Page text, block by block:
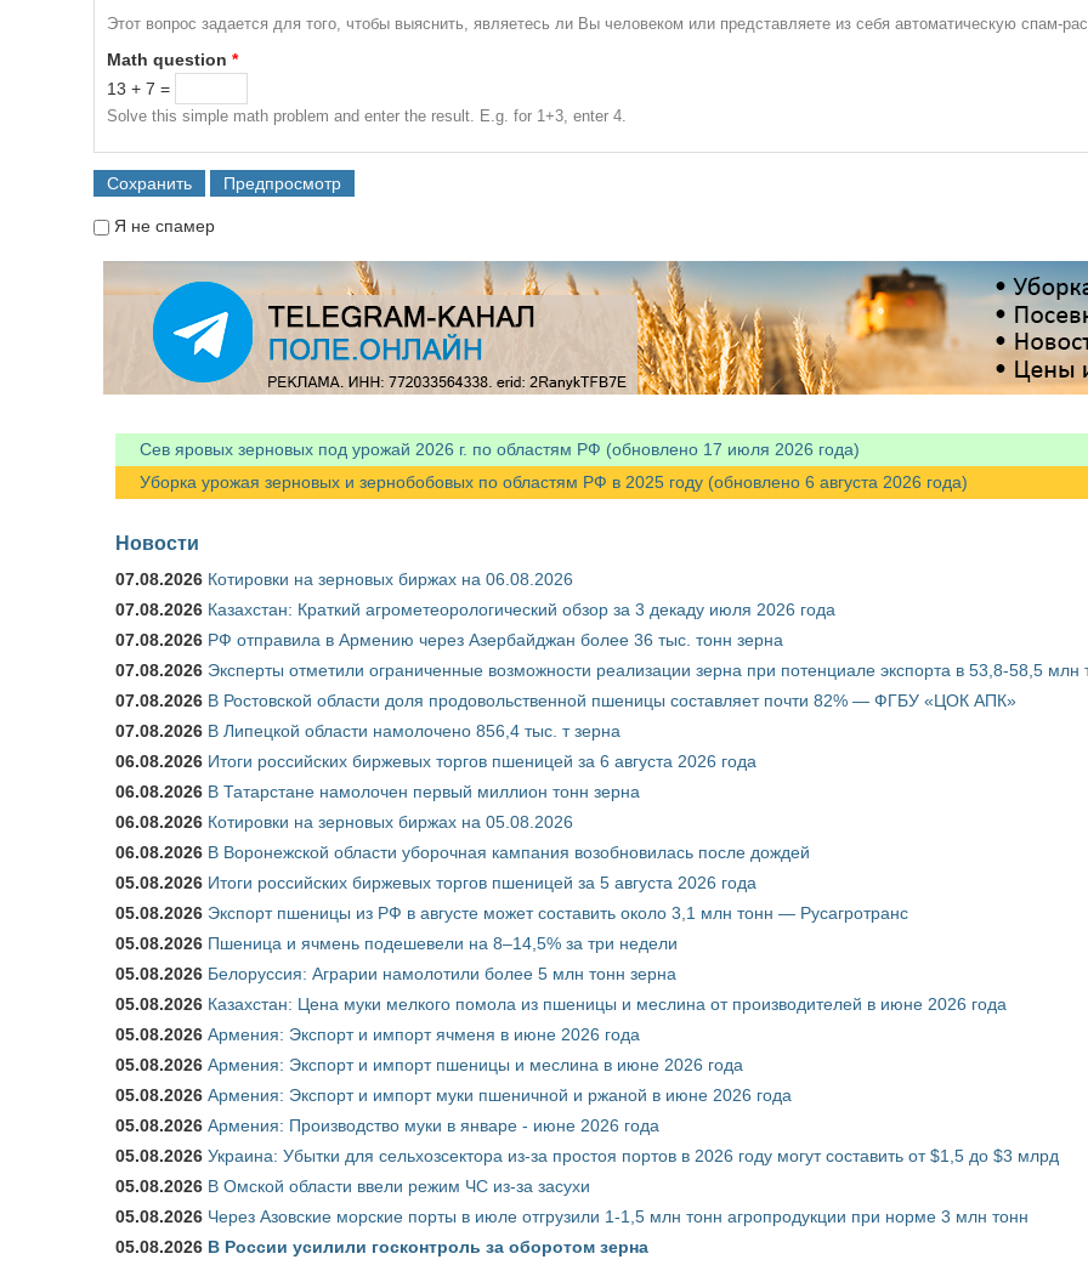
Этот вопрос задается для того, чтобы выяснить, являетесь ли Вы человеком или представляете из себя автоматическую спам-
Math question *
13 + 7 =
Solve this simple math problem and enter the result. E.g. for 1+3, enter 4.
Я не спамер
Сев яровых зерновых под урожай 2026 г. по областям РФ (обновлено 17 июля 2026 года)
Уборка урожая зерновых и зернобобовых по областям РФ в 2025 году (обновлено 6 августа 2026 года)
Новости
07.08.2026 Котировки на зерновых биржах на 06.08.2026
07.08.2026 Казахстан: Краткий агрометеорологический обзор за 3 декаду июля 2026 года
07.08.2026 РФ отправила в Армению через Азербайджан более 36 тыс. тонн зерна
07.08.2026 Эксперты отметили ограниченные возможности реализации зерна при потенциале экспорта в 53,8-58,5 млн
07.08.2026 В Ростовской области доля продовольственной пшеницы составляет почти 82% — ФГБУ «ЦОК АПК»
07.08.2026 В Липецкой области намолочено 856,4 тыс. т зерна
06.08.2026 Итоги российских биржевых торгов пшеницей за 6 августа 2026 года
06.08.2026 В Татарстане намолочен первый миллион тонн зерна
06.08.2026 Котировки на зерновых биржах на 05.08.2026
06.08.2026 В Воронежской области уборочная кампания возобновилась после дождей
05.08.2026 Итоги российских биржевых торгов пшеницей за 5 августа 2026 года
05.08.2026 Экспорт пшеницы из РФ в августе может составить около 3,1 млн тонн — Русагротранс
05.08.2026 Пшеница и ячмень подешевели на 8–14,5% за три недели
05.08.2026 Белоруссия: Аграрии намолотили более 5 млн тонн зерна
05.08.2026 Казахстан: Цена муки мелкого помола из пшеницы и меслина от производителей в июне 2026 года
05.08.2026 Армения: Экспорт и импорт ячменя в июне 2026 года
05.08.2026 Армения: Экспорт и импорт пшеницы и меслина в июне 2026 года
05.08.2026 Армения: Экспорт и импорт муки пшеничной и ржаной в июне 2026 года
05.08.2026 Армения: Производство муки в январе - июне 2026 года
05.08.2026 Украина: Убытки для сельхозсектора из-за простоя портов в 2026 году могут составить от $1,5 до $3 млрд
05.08.2026 В Омской области ввели режим ЧС из-за засухи
05.08.2026 Через Азовские морские порты в июле отгрузили 1-1,5 млн тонн агропродукции при норме 3 млн тонн
05.08.2026 В России усилили госконтроль за оборотом зерна